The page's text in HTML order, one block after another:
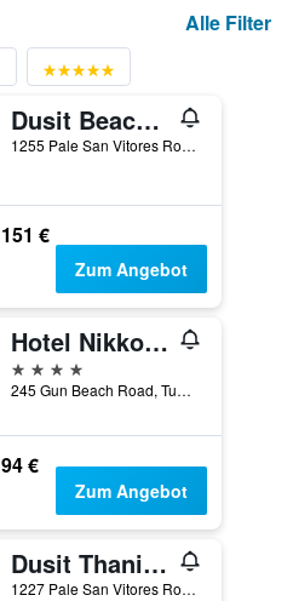
Alle Filter
Dusit Beach Resort Guam
1255 Pale San Vitores Road, Tamuning, Guam
151 €
Zum Angebot
Hotel Nikko Guam
4 Sterne
245 Gun Beach Road, Tumon, Tamuning, Guam
94 €
Zum Angebot
Dusit Thani Guam Resort
1227 Pale San Vitores Road, Tamuning, Guam